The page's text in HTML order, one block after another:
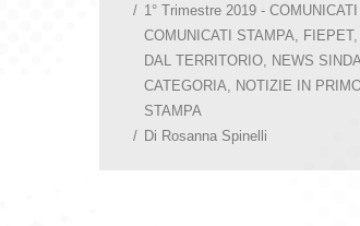
1° Trimestre 2019 -
COMUNICATI STAMPA
FIEPET,
DAL TERRITORIO
NEWS
CATEGORIA
NOTIZIE IN
STAMPA
Di Rosanna Spinelli